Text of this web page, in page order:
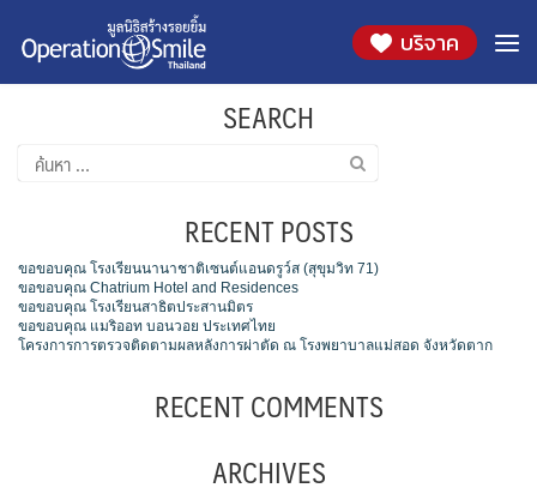
content
บริจาค
2541
SEARCH
ค้นหา
สำหรับ:
RECENT POSTS
ขอขอบคุณ โรงเรียนนานาชาติเซนต์แอนดรูว์ส (สุขุมวิท 71)
ขอขอบคุณ Chatrium Hotel and Residences
ขอขอบคุณ โรงเรียนสาธิตประสานมิตร
ขอขอบคุณ แมริออท บอนวอย ประเทศไทย
โครงการการตรวจติดตามผลหลังการผ่าตัด ณ โรงพยาบาลแม่สอด จังหวัดตาก
RECENT COMMENTS
ARCHIVES